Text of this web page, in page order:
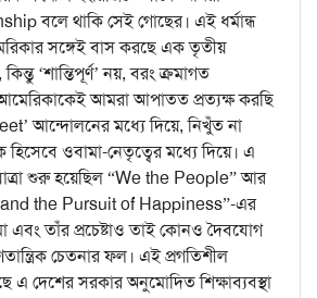
বলে থাকি সেই গোছের। এই ধর্মান্ধ
সঙ্গেই বাস করছে এক তৃতীয়
‘শান্তিপূর্ণ’ নয়, বরং ক্রমাগত
আমরা আপাতত প্রত্যক্ষ করছি
আন্দোলনের মধ্যে দিয়ে, নিখুঁত না
ওবামা-নেতৃত্বের মধ্যে দিয়ে। এ
শুরু হয়েছিল “We the People” আর
the Pursuit of Happiness”-এর
এবং তাঁর প্রচেষ্টাও তাই কোনও দৈবযোগ
চেতনার ফল। এই প্রগতিশীল
এ দেশের সরকার অনুমোদিত শিক্ষাব্যবস্থা